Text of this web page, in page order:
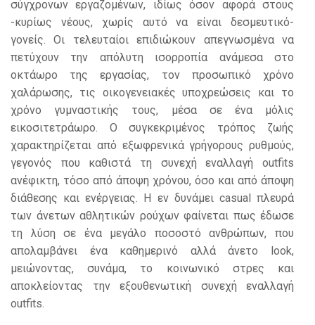
σύγχρονων εργαζομένων, ιδίως όσον αφορά στους
-κυρίως νέους, χωρίς αυτό να είναι δεσμευτικό-
γονείς. Οι τελευταίοι επιδιώκουν απεγνωσμένα να
πετύχουν την απόλυτη ισορροπία ανάμεσα στο
οκτάωρο της εργασίας, τον προσωπικό χρόνο
χαλάρωσης, τις οικογενειακές υποχρεώσεις και το
χρόνο γυμναστικής τους, μέσα σε ένα μόλις
εικοσιτετράωρο. Ο συγκεκριμένος τρόπος ζωής
χαρακτηρίζεται από εξωφρενικά γρήγορους ρυθμούς,
γεγονός που καθιστά τη συνεχή εναλλαγή outfits
ανέφικτη, τόσο από άποψη χρόνου, όσο και από άποψη
διάθεσης και ενέργειας. Η εν δυνάμει casual πλευρά
των άνετων αθλητικών ρούχων φαίνεται πως έδωσε
τη λύση σε ένα μεγάλο ποσοστό ανθρώπων, που
απολαμβάνει ένα καθημερινό αλλά άνετο look,
μειώνοντας, συνάμα, το κοινωνικό στρες και
αποκλείοντας την εξουθενωτική συνεχή εναλλαγή
outfits.